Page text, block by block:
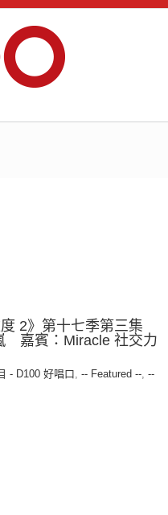
度 2》第十七季第三集
嘉賓：Miracle 社交力
- D100 好唱口, -- Featured --, --